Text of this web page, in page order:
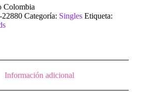
Colombia
22880 Categoría: Singles Etiqueta:
Información adicional